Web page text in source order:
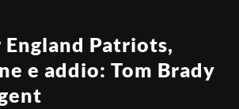
England Patriots,
e addio: Tom Brady